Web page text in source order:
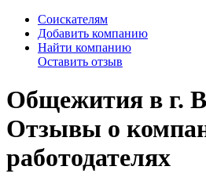
Соискателям
Добавить компанию
Найти компанию
Оставить отзыв
Общежития в г.
Отзывы о
работодателях